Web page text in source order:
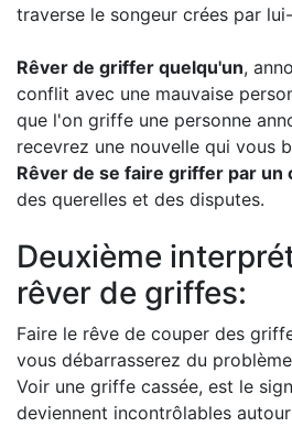
traverse le songeur crées par
Rêver de griffer quelqu'un,
conflit avec une mauvaise
que l'on griffe une personne
recevrez une nouvelle qui vous
Rêver de se faire griffer par un
des querelles et des disputes.
Deuxième
rêver de griffes:
Faire le rêve de couper des
vous débarrasserez du
Voir une griffe cassée, est le
deviennent incontrôlables